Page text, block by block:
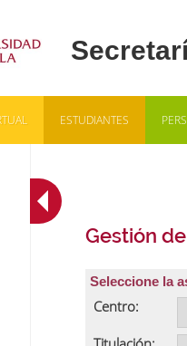
ESTUDIANTES
Gestión
Seleccione la
Centro: